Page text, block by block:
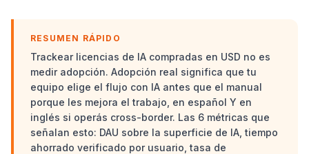
RESUMEN RÁPIDO
Trackear licencias de IA compradas en USD no es
medir adopción. Adopción real significa que tu
equipo elige el flujo con IA antes que el manual
porque les mejora el trabajo, en español Y en
inglés si operás cross-border. Las 6 métricas que
señalan esto: DAU sobre la superficie de IA, tiempo
ahorrado verificado por usuario, tasa de